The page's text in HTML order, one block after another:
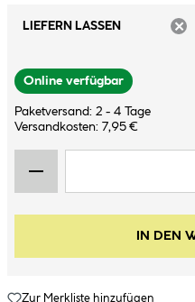
LIEFERN LASSEN
Online verfügbar
Paketversand: 2 - 4 Tage
Versandkosten: 7,95 €
IN DEN
Zur Merkliste hinzufügen